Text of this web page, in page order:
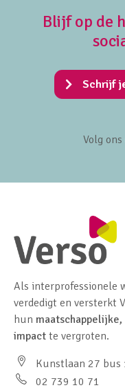
Blijf op de
Schrijf
Volg ons
Als interprofessionele
verdedigt en versterkt
hun
impact te vergroten.
Kunstlaan 27 bus
02 739 10 71